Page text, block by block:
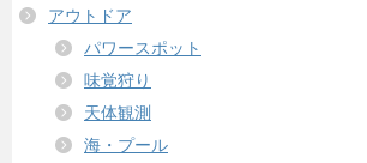
アウトドア
パワースポット
味覚狩り
天体観測
海・プール